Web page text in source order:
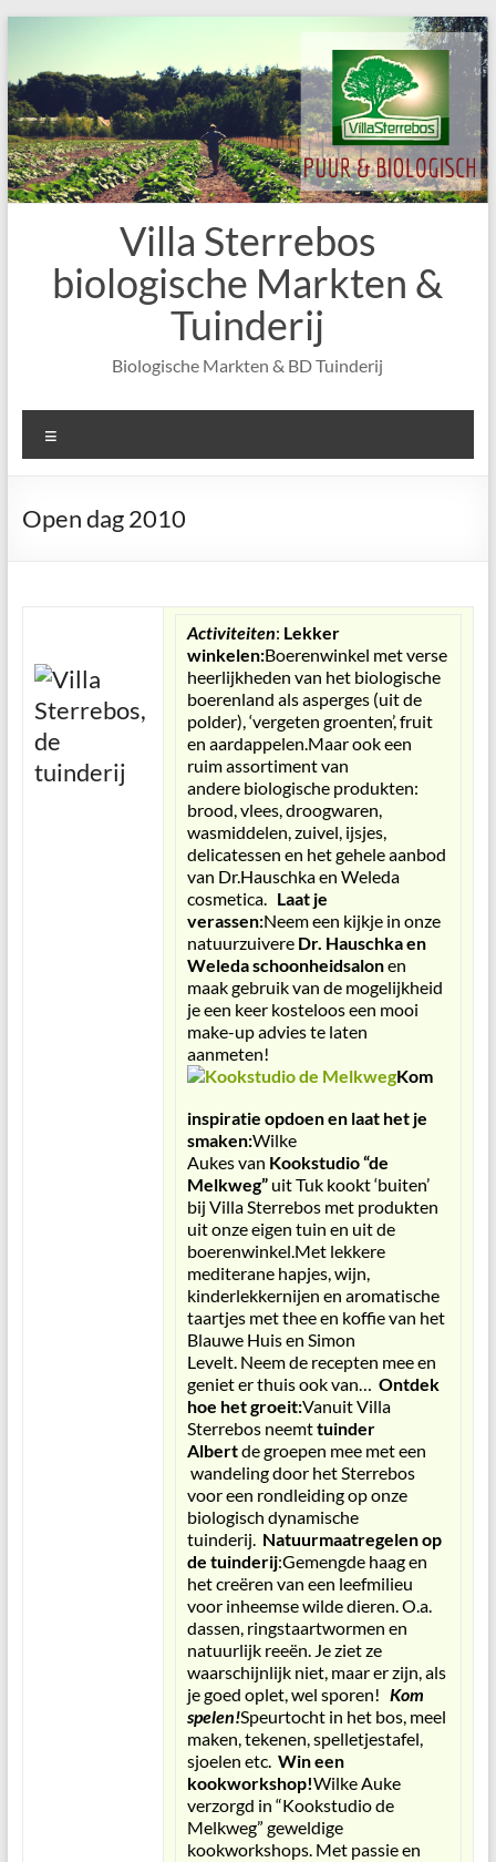
content
Villa Sterrebos
biologische Markten &
Tuinderij
Biologische Markten & BD Tuinderij
Open dag 2010
Activiteiten: Lekker
winkelen:Boerenwinkel met verse
heerlijkheden van het biologische
boerenland als asperges (uit de
polder), ‘vergeten groenten’, fruit
en aardappelen.Maar ook een
ruim assortiment van
andere biologische produkten:
brood, vlees, droogwaren,
wasmiddelen, zuivel, ijsjes,
delicatessen en het gehele aanbod
van Dr.Hauschka en Weleda
cosmetica. Laat je
verassen:Neem een kijkje in onze
natuurzuivere Dr. Hauschka en
Weleda schoonheidsalonen
maak gebruik van de mogelijkheid
je een keer kosteloos een mooi
make-up advies te laten
aanmeten!
Kom
inspiratie opdoen en laat het je
smaken:Wilke
Aukes van Kookstudio “de
Melkweg”uit Tuk kookt ‘buiten’
bij Villa Sterrebos met produkten
uit onze eigen tuin en uit de
boerenwinkel.Met lekkere
mediterane hapjes, wijn,
kinderlekkernijen en aromatische
taartjes met thee en koffie van het
Blauwe Huis en Simon
Levelt. Neem de recepten mee en
geniet er thuis ook van… Ontdek
hoe het groeit:Vanuit Villa
Sterrebos neemttuinder
Albertde groepen mee met een
wandeling door het Sterrebos
voor een rondleiding op onze
biologisch dynamische
tuinderij. Natuurmaatregelen op
de tuinderij:Gemengde haag en
het creëren van een leefmilieu
voor inheemse wilde dieren. O.a.
dassen, ringstaartwormen en
natuurlijk reeën. Je ziet ze
waarschijnlijk niet, maar er zijn, als
je goed oplet, wel sporen! Kom
spelen!Speurtocht in het bos, meel
maken, tekenen, spelletjestafel,
sjoelen etc. Win een
kookworkshop!Wilke Auke
verzorgd in “Kookstudio de
Melkweg” geweldige
kookworkshops. Met passie en